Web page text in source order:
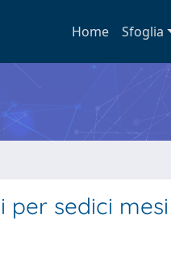
Home Sfoglia
per sedici